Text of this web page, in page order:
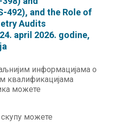
492), and the Role of
Audits
april 2026. godine,
информацијама о
квалификацијама
можете
можете